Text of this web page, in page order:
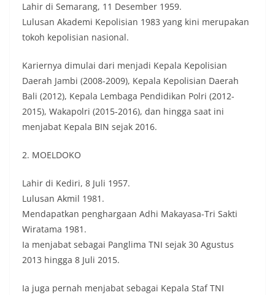
Lahir di Semarang, 11 Desember 1959.
Lulusan Akademi Kepolisian 1983 yang kini merupakan
tokoh kepolisian nasional.
Kariernya dimulai dari menjadi Kepala Kepolisian
Daerah Jambi (2008-2009), Kepala Kepolisian Daerah
Bali (2012), Kepala Lembaga Pendidikan Polri (2012-
2015), Wakapolri (2015-2016), dan hingga saat ini
menjabat Kepala BIN sejak 2016.
2. MOELDOKO
Lahir di Kediri, 8 Juli 1957.
Lulusan Akmil 1981.
Mendapatkan penghargaan Adhi Makayasa-Tri Sakti
Wiratama 1981.
Ia menjabat sebagai Panglima TNI sejak 30 Agustus
2013 hingga 8 Juli 2015.
Ia juga pernah menjabat sebagai Kepala Staf TNI